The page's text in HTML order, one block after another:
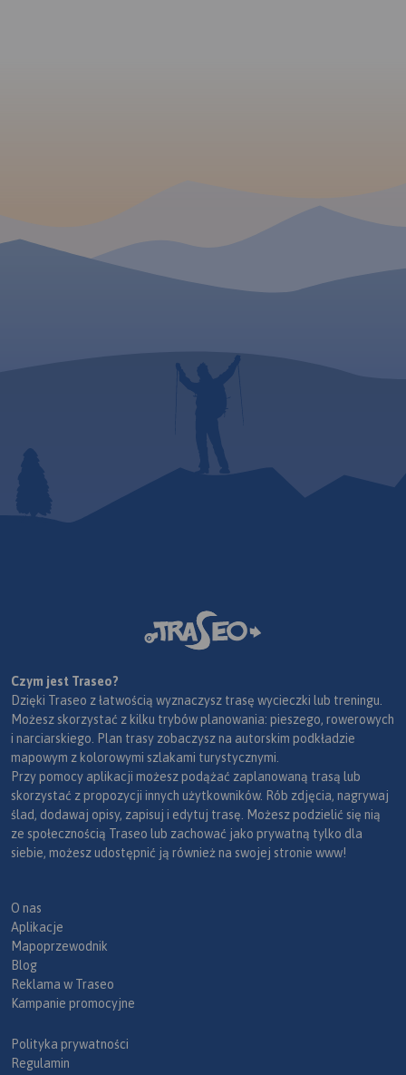
Czym jest Traseo?
Dzięki Traseo z łatwością wyznaczysz trasę wycieczki lub treningu.
Możesz skorzystać z kilku trybów planowania: pieszego, rowerowych
i narciarskiego. Plan trasy zobaczysz na autorskim podkładzie
mapowym z kolorowymi szlakami turystycznymi.
Przy pomocy aplikacji możesz podążać zaplanowaną trasą lub
skorzystać z propozycji innych użytkowników. Rób zdjęcia, nagrywaj
ślad, dodawaj opisy, zapisuj i edytuj trasę. Możesz podzielić się nią
ze społecznością Traseo lub zachować jako prywatną tylko dla
siebie, możesz udostępnić ją również na swojej stronie www!
O nas
Aplikacje
Mapoprzewodnik
Blog
Reklama w Traseo
Kampanie promocyjne
Polityka prywatności
Regulamin